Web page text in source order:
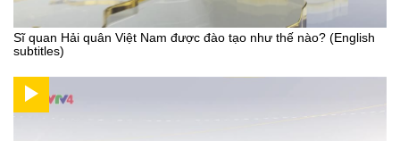
Sĩ quan Hải quân Việt Nam được đào tạo như thế nào? (English
subtitles)